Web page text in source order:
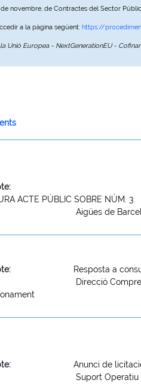
novembre, de Contractes del Sector
a la pàgina següent: https://
Unió Europea - NextGenerationEU -
ACTE PÚBLIC SOBRE NÚM. 3
Aigües de
Resposta a
Direcció
Anunci de
Suport Operatiu